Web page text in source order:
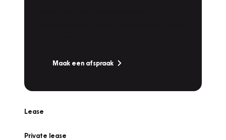
Maak een afspraak
Lease
Private lease